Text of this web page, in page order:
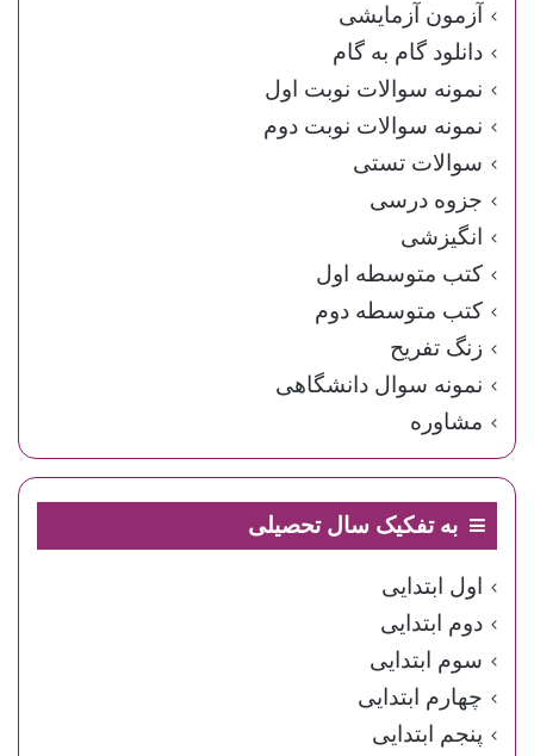
آزمون آزمایشی
دانلود گام به گام
نمونه سوالات نوبت اول
نمونه سوالات نوبت دوم
سوالات تستی
جزوه درسی
انگیزشی
کتب متوسطه اول
کتب متوسطه دوم
زنگ تفریح
نمونه سوال دانشگاهی
مشاوره
به تفکیک سال تحصیلی
اول ابتدایی
دوم ابتدایی
سوم ابتدایی
چهارم ابتدایی
پنجم ابتدایی